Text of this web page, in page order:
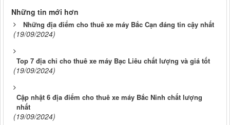
Những tin mới hơn
Những địa điểm cho thuê xe máy Bắc Cạn đáng tin cậy nhất
(19/09/2024)
Top 7 địa chỉ cho thuê xe máy Bạc Liêu chất lượng và giá tốt
(19/09/2024)
Cập nhật 6 địa điểm cho thuê xe máy Bắc Ninh chất lượng
nhất
(19/09/2024)